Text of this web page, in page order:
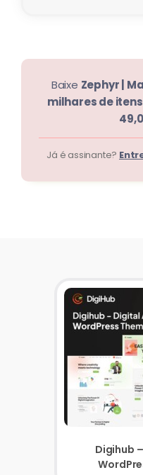
Baixe Zephyr |
milhares de
Já é assinante?
Digihub